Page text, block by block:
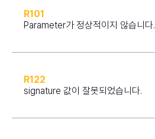
R101
Parameter가 정상적이지 않습니다.
R122
signature 값이 잘못되었습니다.